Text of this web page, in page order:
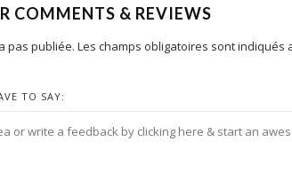
COMMENTS & REVIEWS
pas publiée. Les champs obligatoires sont indiqués
TO SAY: